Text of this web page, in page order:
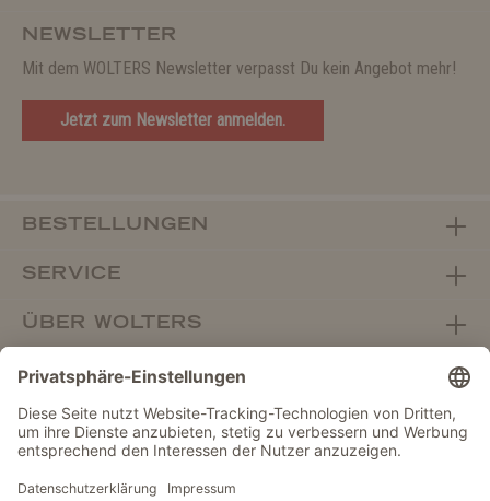
NEWSLETTER
Mit dem WOLTERS Newsletter verpasst Du kein Angebot mehr!
Jetzt zum Newsletter anmelden.
BESTELLUNGEN
SERVICE
ÜBER WOLTERS
FACHHANDEL
Vertrag widerrufen